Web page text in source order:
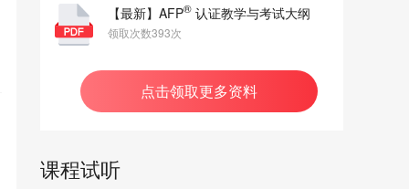
【最新】AFP® 认证教学与考试大纲
领取次数393次
点击领取更多资料
课程试听